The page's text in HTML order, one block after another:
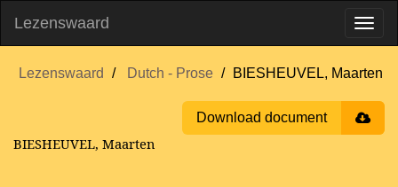
Lezenswaard
Lezenswaard Dutch - Prose BIESHEUVEL, Maarten
Download document
BIESHEUVEL, Maarten